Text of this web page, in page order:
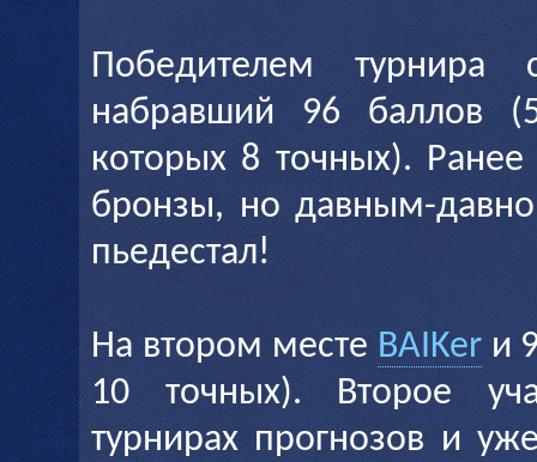
Победителем турнира
набравший 96 баллов
которых 8 точных).
бронзы, но давным-
пьедестал!
На втором месте BAIKerи
10 точных). Второе
турнирах прогнозов и